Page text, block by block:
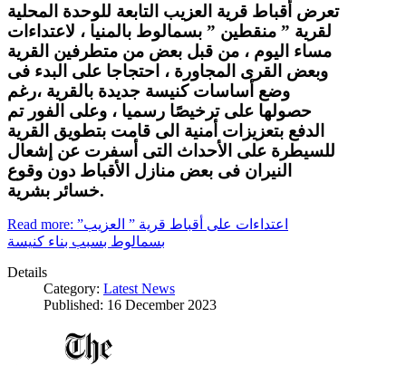
تعرض أقباط قرية العزيب التابعة للوحدة المحلية
لقرية ” منقطين ” بسمالوط بالمنيا ، لاعتداءات
مساء اليوم ، من قبل بعض من متطرفين القرية
وبعض القرى المجاورة ، احتجاجا على البدء فى
وضع أساسات كنيسة جديدة بالقرية ،رغم
حصولها على ترخيصًا رسميا ، وعلى الفور تم
الدفع بتعزيزات أمنية الى قامت بتطويق القرية
للسيطرة على الأحداث التى أسفرت عن إشعال
النيران فى بعض منازل الأقباط دون وقوع
خسائر بشرية.
Read more: اعتداءات على أقباط قرية ” العزيب”
بسمالوط بسبب بناء كنيسة
Details
Category: Latest News
Published: 16 December 2023